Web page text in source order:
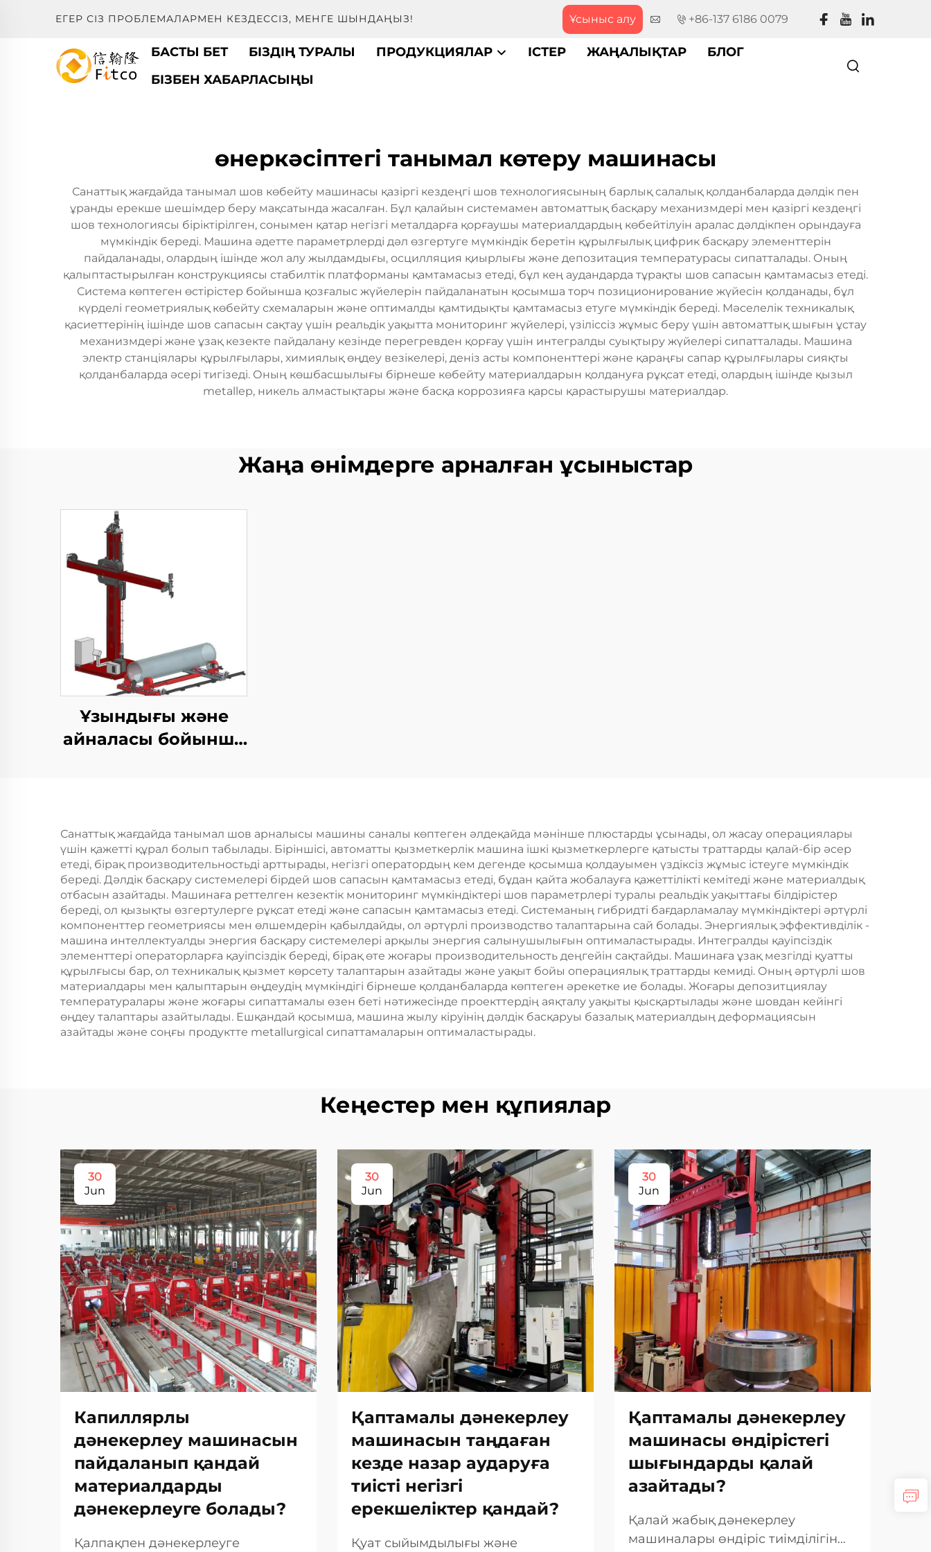
ЕГЕР СІЗ ПРОБЛЕМАЛАРМЕН КЕЗДЕССІЗ, МЕНГЕ ШЫНДАҢЫЗ! Ұсыныс алу +86-137 6186 0079
БАСТЫ БЕТ БІЗДІҢ ТУРАЛЫ ПРОДУКЦИЯЛАР ІСТЕР ЖАҢАЛЫҚТАР
БЛОГ
БІЗБЕН ХАБАРЛАСЫҢЫ
өнеркәсіптегі танымал көтеру машинасы
Санаттық жағдайда танымал шов көбейту машинасы қазіргі кездеңгі шов технологиясының барлық салалық қолданбаларда дәлдік пен
ұранды ерекше шешімдер беру мақсатында жасалған. Бұл қалайын системамен автоматтық басқару механизмдері мен қазіргі кездеңгі
шов технологиясы біріктірілген, сонымен қатар негізгі металдарға қорғаушы материалдардың көбейтілуін аралас дәлдікпен орындауға
мүмкіндік береді. Машина әдетте параметрлерді дәл өзгертуге мүмкіндік беретін құрылғылық цифрик басқару элементтерін
пайдаланады, олардың ішінде жол алу жылдамдығы, осцилляция қиырлығы және депозитация температурасы сипатталады. Оның
қалыптастырылған конструкциясы стабилтік платформаны қамтамасыз етеді, бұл кең аудандарда тұрақты шов сапасын қамтамасыз етеді.
Система көптеген өстірістер бойынша қозғалыс жүйелерін пайдаланатын қосымша торч позиционирование жүйесін қолданады, бұл
күрделі геометриялық көбейту схемаларын және оптималды қамтидықты қамтамасыз етуге мүмкіндік береді. Мәселелік техникалық
қасиеттерінің ішінде шов сапасын сақтау үшін реальдік уақытта мониторинг жүйелері, үзіліссіз жұмыс беру үшін автоматтық шығын ұстау
механизмдері және ұзақ кезекте пайдалану кезінде перегревден қорғау үшін интегралды суықтыру жүйелері сипатталады. Машина
электр станціялары құрылғылары, химиялық өңдеу везікелері, деніз асты компоненттері және қараңғы сапар құрылғылары сияқты
қолданбаларда әсері тигізеді. Оның көшбасшылығы бірнеше көбейту материалдарын қолдануға рұқсат етеді, олардың ішінде қызыл
metallер, никель алмастықтары және басқа коррозияға қарсы қарастырушы материалдар.
Жаңа өнімдерге арналған ұсыныстар
Ұзындығы және
айналасы бойынша
Санаттық жағдайда танымал шов арналысы машины саналы көптеген әлдеқайда мәнінше плюстарды ұсынады, ол жасау операциялары
үшін қажетті құрал болып табылады. Біріншісі, автоматты қызметкерлік машина ішкі қызметкерлерге қатысты траттарды қалай-бір әсер
етеді, бірақ производительностьді арттырады, негізгі оператордың кем дегенде қосымша қолдауымен үздіксіз жұмыс істеуге мүмкіндік
береді. Дәлдік басқару системелері бірдей шов сапасын қамтамасыз етеді, бұдан қайта жобалауға қажеттілікті кемітеді және материалдық
отбасын азайтады. Машинаға реттелген кезектік мониторинг мүмкіндіктері шов параметрлері туралы реальдік уақыттағы білдірістер
береді, ол қызықты өзгертулерге рұқсат етеді және сапасын қамтамасыз етеді. Системаның гибридті бағдарламалау мүмкіндіктері әртүрлі
компоненттер геометриясы мен өлшемдерін қабылдайды, ол әртүрлі производство талаптарына сай болады. Энергиялық эффективділік -
машина интеллектуалды энергия басқару системелері арқылы энергия салынушылығын оптималастырады. Интегралды қауіпсіздік
элементтері операторларға қауіпсіздік береді, бірақ өте жоғары производительность деңгейін сақтайды. Машинаға ұзақ мезгілді қуатты
құрылғысы бар, ол техникалық қызмет көрсету талаптарын азайтады және уақыт бойы операциялық траттарды кемиді. Оның әртүрлі шов
материалдары мен қалыптарын өңдеудің мүмкіндігі бірнеше қолданбаларда көптеген әрекетке ие болады. Жоғары депозитциялау
температуралары және жоғары сипаттамалы өзен беті нәтижесінде проекттердің аяқталу уақыты қысқартылады және шовдан кейінгі
өңдеу талаптары азайтылады. Ешқандай қосымша, машина жылу кіруінің дәлдік басқаруы базалық материалдың деформациясын
азайтады және соңғы продуктте metallurgical сипаттамаларын оптималастырады.
Кеңестер мен құпиялар
30
Jun
Капиллярлы
дәнекерлеу машинасын
пайдаланып қандай
материалдарды
дәнекерлеуге болады?
Қалпақпен дәнекерлеуге
30
Jun
Қаптамалы дәнекерлеу
машинасын таңдаған
кезде назар аударуға
тиісті негізгі
ерекшеліктер қандай?
Қуат сыйымдылығы және
30
Jun
Қаптамалы дәнекерлеу
машинасы өндірістегі
шығындарды қалай
азайтады?
Қалай жабық дәнекерлеу
машиналары өндіріс тиімділігін